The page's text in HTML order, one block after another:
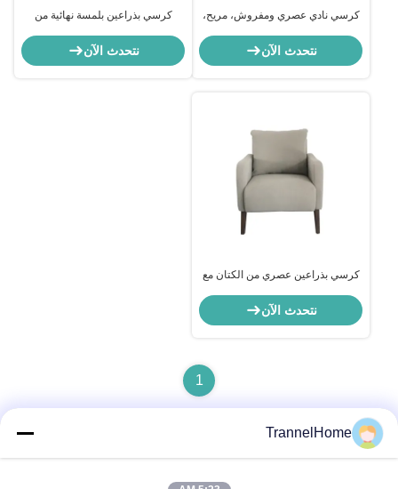
كرسي نادي عصري ومفروش، مريح،
نتحدث الآن
كرسي بذراعين بلمسة نهائية من
طويلاً
نتحدث الآن
كرسي بذراعين عصري من الكتان مع
ومقاوم للأتربة 72*87*84 سم
نتحدث الآن
1
TrannelHome